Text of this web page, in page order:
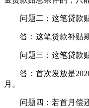
问题二：这笔贷款贴
答：这笔贷款补贴期
问题三：这笔贷款贴
答：首次发放是2026
月。
问题四：若首月偿还